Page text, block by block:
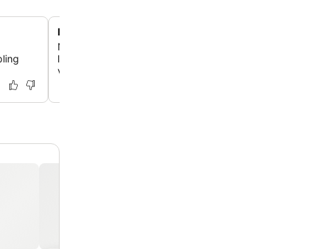
Regional mat på restaurang Fontane
Njut av moderna regionala rätter tillagade med
lokala råvaror på restaurang Fontane, som har en
vinterträdgård och en traditionell ölträdgård.